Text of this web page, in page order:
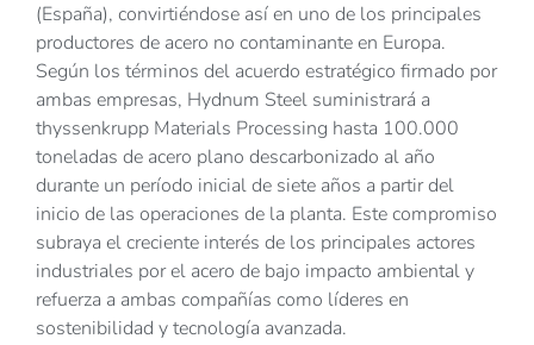
(España), convirtiéndose así en uno de los principales
productores de acero no contaminante en Europa.
Según los términos del acuerdo estratégico firmado por
ambas empresas, Hydnum Steel suministrará a
thyssenkrupp Materials Processing hasta 100.000
toneladas de acero plano descarbonizado al año
durante un período inicial de siete años a partir del
inicio de las operaciones de la planta. Este compromiso
subraya el creciente interés de los principales actores
industriales por el acero de bajo impacto ambiental y
refuerza a ambas compañías como líderes en
sostenibilidad y tecnología avanzada.